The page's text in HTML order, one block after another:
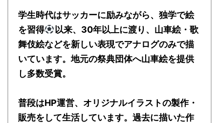
学生時代はサッカーに励みながら、独学で絵
を習得
以来、30年以上に渡り、山車絵・歌
舞伎絵などを新しい表現でアナログのみで描
いています。地元の祭典団体へ山車絵を提供
し多数受賞。
普段はHP運営、オリジナルイラストの製作・
販売をして生活しています。過去に描いた作